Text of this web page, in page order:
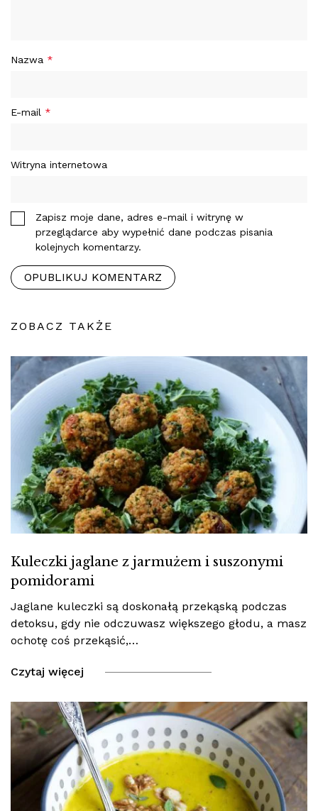
Nazwa *
E-mail *
Witryna internetowa
Zapisz moje dane, adres e-mail i witrynę w
przeglądarce aby wypełnić dane podczas pisania
kolejnych komentarzy.
ZOBACZ TAKŻE
Kuleczki jaglane z jarmużem i suszonymi
pomidorami
Jaglane kuleczki są doskonałą przekąską podczas
detoksu, gdy nie odczuwasz większego głodu, a masz
ochotę coś przekąsić,…
Czytaj więcej